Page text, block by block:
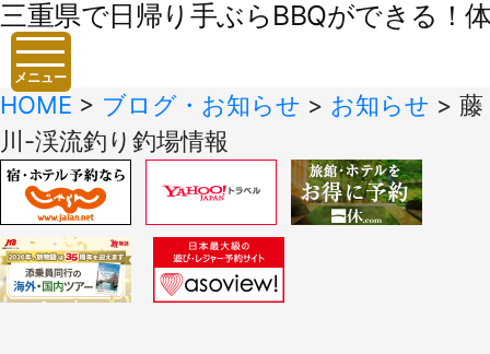
三重県で日帰り手ぶらBBQができる！
メニュー
HOME > ブログ・お知らせ > お知らせ > 藤
川-渓流釣り釣場情報